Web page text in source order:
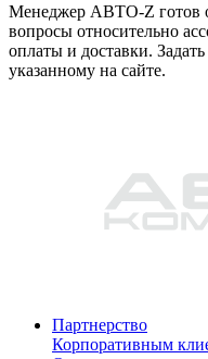
Менеджер АВТО-Z готов
вопросы относительно
оплаты и доставки.
указанному на сайте.
Партнерство
Корпоративным